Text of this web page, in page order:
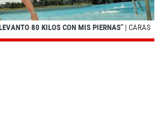
80 KILOS CON MIS PIERNAS" | CARAS